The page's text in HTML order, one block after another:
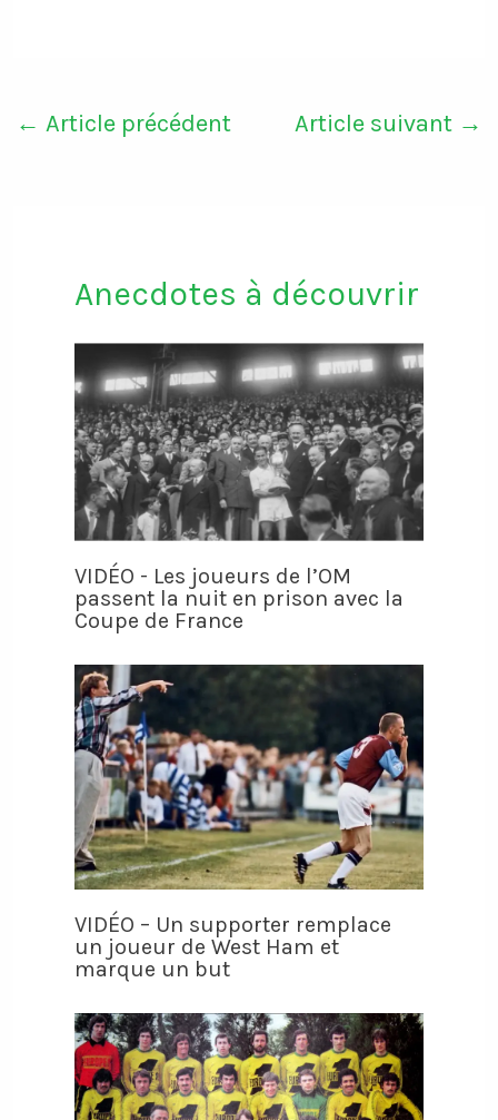
← Article précédent Article suivant →
Anecdotes à découvrir
VIDÉO - Les joueurs de l’OM
passent la nuit en prison avec la
Coupe de France
VIDÉO – Un supporter remplace
un joueur de West Ham et
marque un but